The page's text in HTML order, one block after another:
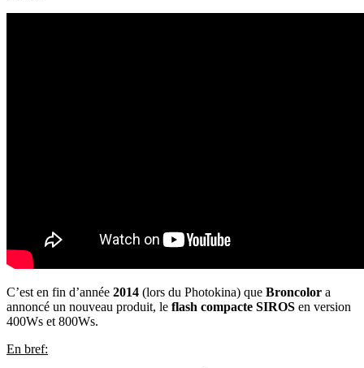
C’est en fin d’année 2014 (lors du Photokina) que Broncolor a
annoncé un nouveau produit, le flash compacte SIROS en version
400Ws et 800Ws.
En bref: